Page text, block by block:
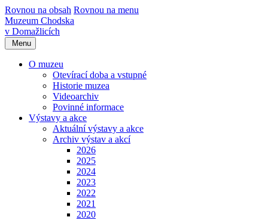
Rovnou na obsah Rovnou na menu
Muzeum Chodska
v Domažlicích
Menu
O muzeu
Otevírací doba a vstupné
Historie muzea
Videoarchiv
Povinné informace
Výstavy a akce
Aktuální výstavy a akce
Archiv výstav a akcí
2026
2025
2024
2023
2022
2021
2020